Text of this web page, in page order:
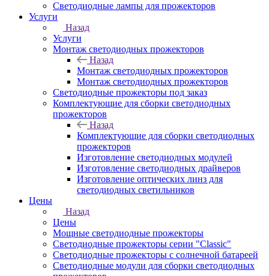
Светодиодные лампы для прожекторов
Услуги
Назад
Услуги
Монтаж светодиодных прожекторов
Назад
Монтаж светодиодных прожекторов
Монтаж светодиодных прожекторов
Светодиодные прожекторы под заказ
Комплектующие для сборки светодиодных
прожекторов
Назад
Комплектующие для сборки светодиодных
прожекторов
Изготовление светодиодных модулей
Изготовление светодиодных драйверов
Изготовление оптических линз для
светодиодных светильников
Цены
Назад
Цены
Мощные светодиодные прожекторы
Светодиодные прожекторы серии "Classic"
Светодиодные прожекторы с солнечной батареей
Светодиодные модули для сборки светодиодных